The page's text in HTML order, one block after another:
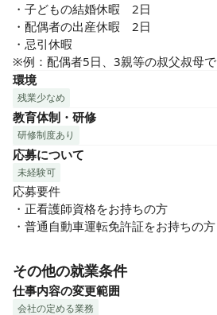
・子どもの結婚休暇　2日
・配偶者の出産休暇　2日
・忌引休暇
※例：配偶者5日、3親等の叔父叔母
環境
残業少なめ
教育体制・研修
研修制度あり
応募について
未経験可
応募要件
・正看護師資格をお持ちの方
・普通自動車運転免許証をお持ちの方
その他の就業条件
仕事内容の変更範囲
会社の定める業務